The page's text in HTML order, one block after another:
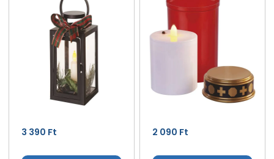
3 390 Ft 2 090 Ft